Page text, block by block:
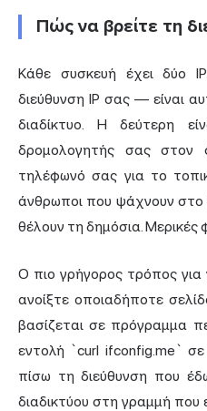
Πώς να βρείτε τη
Κάθε συσκευή έχει
διεύθυνση IP σας — είναι
διαδίκτυο. Η δεύτερη
δρομολογητής σας στον
τηλέφωνό σας για το
άνθρωποι που ψάχνουν στο
θέλουν τη δημόσια. Μερικές
Ο πιο γρήγορος τρόπος για
ανοίξτε οποιαδήποτε
βασίζεται σε πρόγραμμα
εντολή `curl ifconfig.me`
πίσω τη διεύθυνση που
διαδικτύου στη γραμμή που